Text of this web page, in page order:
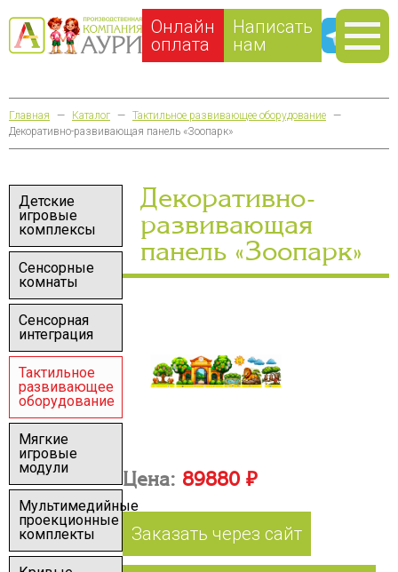
Онлайн
оплата
Написать
нам
Главная — Каталог — Тактильное развивающее оборудование —
Декоративно-развивающая панель «Зоопарк»
Детские
игровые
комплексы
Сенсорные
комнаты
Сенсорная
интеграция
Тактильное
развивающее
оборудование
Мягкие
игровые
модули
Мультимедийные
проекционные
комплекты
Декоративно-
развивающая
панель «Зоопарк»
Цена: 89880 ₽
Заказать через сайт